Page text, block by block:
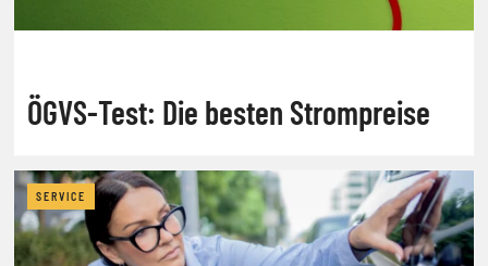
ÖGVS-Test: Die besten Strompreise
SERVICE